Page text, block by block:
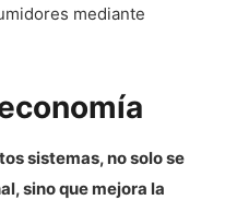
mediante
sistemas, no solo se
sino que mejora la